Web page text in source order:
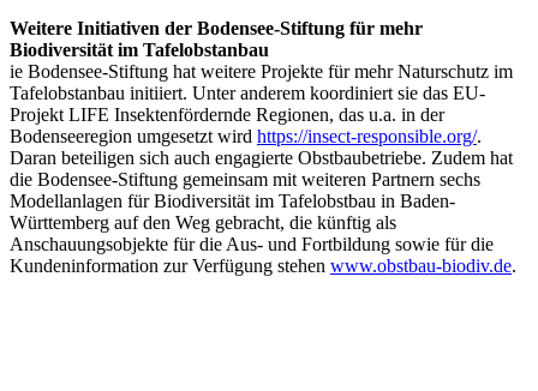
Weitere Initiativen der Bodensee-Stiftung für mehr
Biodiversität im Tafelobstanbau
ie Bodensee-Stiftung hat weitere Projekte für mehr Naturschutz im
Tafelobstanbau initiiert. Unter anderem koordiniert sie das EU-
Projekt LIFE Insektenfördernde Regionen, das u.a. in der
Bodenseeregion umgesetzt wird https://insect-responsible.org/.
Daran beteiligen sich auch engagierte Obstbaubetriebe. Zudem hat
die Bodensee-Stiftung gemeinsam mit weiteren Partnern sechs
Modellanlagen für Biodiversität im Tafelobstbau in Baden-
Württemberg auf den Weg gebracht, die künftig als
Anschauungsobjekte für die Aus- und Fortbildung sowie für die
Kundeninformation zur Verfügung stehen www.obstbau-biodiv.de.